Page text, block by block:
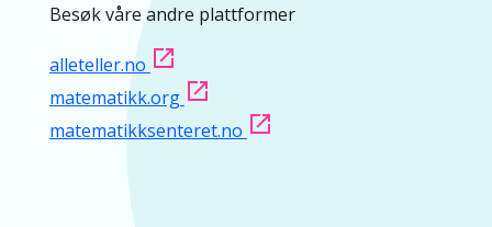
Besøk våre andre plattformer
alleteller.no
matematikk.org
matematikksenteret.no